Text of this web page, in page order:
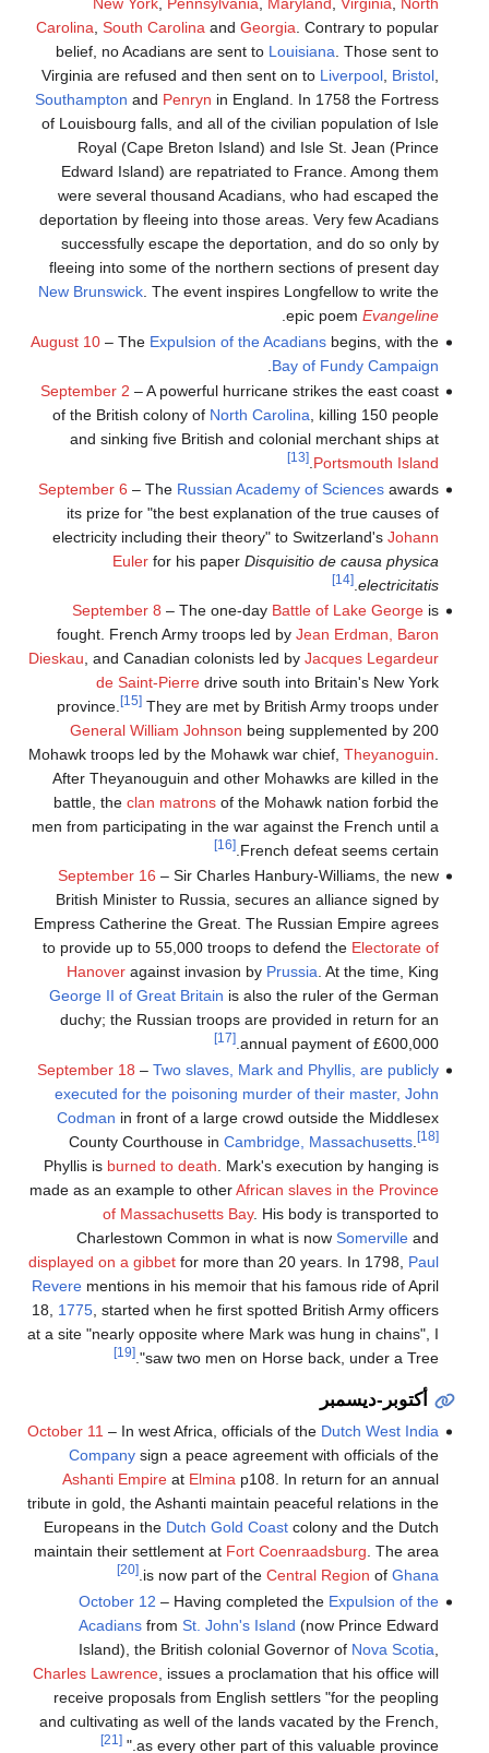
New York, Pennsylvania, Maryland, Virginia, North
Carolina, South Carolinaand Georgia. Contrary to popular
belief, no Acadians are sent to Louisiana. Those sent to
Virginia are refused and then sent on to Liverpool, Bristol,
Southampton and Penryn in England. In 1758 the Fortress
of Louisbourg falls, and all of the civilian population of Isle
Royal (Cape Breton Island) and Isle St. Jean (Prince
Edward Island) are repatriated to France. Among them
were several thousand Acadians, who had escaped the
deportation by fleeing into those areas. Very few Acadians
successfully escape the deportation, and do so only by
fleeing into some of the northern sections of present day
New Brunswick. The event inspires Longfellow to write the
epic poem Evangeline
.
August 10– The Expulsion of the Acadiansbegins, with the
Bay of Fundy Campaign
September 2 – A powerful hurricane strikes the east coast
of the British colony of North Carolina , killing 150 people
and sinking five British and colonial merchant ships at
Portsmouth Island
.
[13]
September 6 – The Russian Academy of Sciencesawards
its prize for "the best explanation of the true causes of
electricity including their theory" to Switzerland's Johann
Eulerfor his paper Disquisitio de causa physica
electricitatis
.
[14]
September 8 – The one-day Battle of Lake Georgeis
fought. French Army troops led by Jean Erdman, Baron
Dieskau , and Canadian colonists led by Jacques Legardeur
de Saint-Pierredrive south into Britain's New York
province.
[15]They are met by British Army troops under
General William Johnson being supplemented by 200
Mohawk troops led by the Mohawk war chief, Theyanoguin
After Theyanouguin and other Mohawks are killed in the
battle, the clan matronsof the Mohawk nation forbid the
men from participating in the war against the French until a
French defeat seems certain.
[16]
September 16 – Sir Charles Hanbury-Williams, the new
British Minister to Russia, secures an alliance signed by
Empress Catherine the Great. The Russian Empire agrees
to provide up to 55,000 troops to defend the Electorate of
Hanoveragainst invasion by Prussia. At the time, King
George II of Great Britain is also the ruler of the German
duchy; the Russian troops are provided in return for an
annual payment of £600,000.
[17]
September 18 – Two slaves, Mark and Phyllis, are publicly
executed for the poisoning murder of their master, John
Codman in front of a large crowd outside the Middlesex
County Courthouse in Cambridge, Massachusetts. [18]
Phyllis is burned to death . Mark's execution by hanging is
made as an example to otherAfrican slaves in the Province
of Massachusetts Bay. His body is transported to
Charlestown Common in what is now Somervilleand
displayed on a gibbetfor more than 20 years. In 1798, Paul
Reverementions in his memoir that his famous ride of April
18, 1775, started when he first spotted British Army officers
at a site "nearly opposite where Mark was hung in chains", I
saw two men on Horse back, under a Tree".
[19]
أكتوبر-ديسمبر
October 11 – In west Africa, officials of the Dutch West India
Companysign a peace agreement with officials of the
Ashanti Empireat Elminap108. In return for an annual
tribute in gold, the Ashanti maintain peaceful relations in the
Europeans in the Dutch Gold Coastcolony and the Dutch
maintain their settlement at Fort Coenraadsburg. The area
is now part of the Central Region of Ghana
.
[20]
October 12 – Having completed the Expulsion of the
Acadiansfrom St. John's Island (now Prince Edward
Island), the British colonial Governor of Nova Scotia
Charles Lawrence, issues a proclamation that his office will
receive proposals from English settlers "for the peopling
and cultivating as well of the lands vacated by the French,
as every other part of this valuable province."
[21]